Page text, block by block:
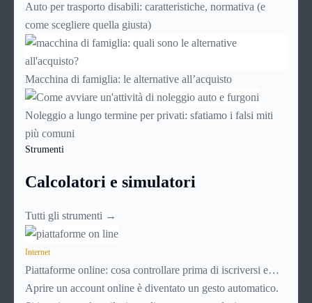
Auto per trasporto disabili: caratteristiche, normativa (e
come scegliere quella giusta)
Macchina di famiglia: le alternative all’acquisto
Noleggio a lungo termine per privati: sfatiamo i falsi miti
più comuni
Strumenti
Calcolatori e simulatori
Tutti gli strumenti →
Internet
Piattaforme online: cosa controllare prima di iscriversi e
usare servizi in tempo reale
Aprire un account online è diventato un gesto automatico.